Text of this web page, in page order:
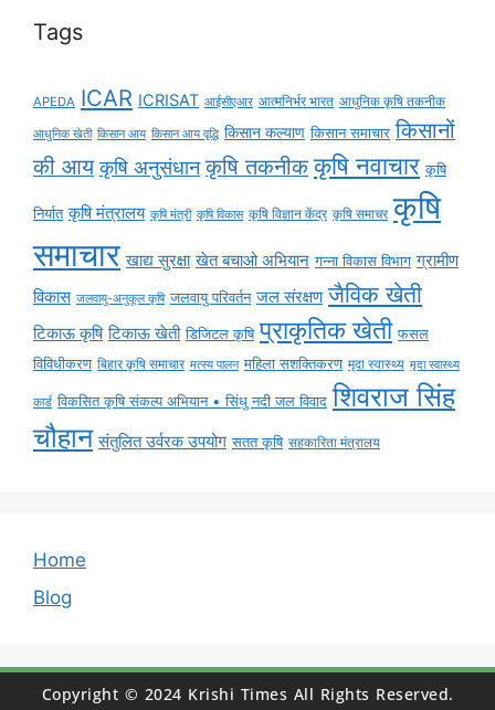
Tags
APEDA ICAR ICRISAT आईसीएआर आत्मनिर्भर भारत आधुनिक कृषि तकनीक
आधुनिक खेती किसान आय किसान आय वृद्धि किसान कल्याण किसान समाचार किसानों
की आय कृषि अनुसंधान कृषि तकनीक कृषि नवाचार कृषि
निर्यात कृषि मंत्रालय कृषि मंत्री कृषि विकास कृषि विज्ञान केंद्र कृषि समाचर कृषि
समाचार खाद्य सुरक्षा खेत बचाओ अभियान गन्ना विकास विभाग ग्रामीण
विकास जलवायु-अनुकूल कृषि जलवायु परिवर्तन जल संरक्षण जैविक खेती
टिकाऊ कृषि टिकाऊ खेती डिजिटल कृषि प्राकृतिक खेती फसल
विविधीकरण बिहार कृषि समाचार मत्स्य पालन महिला सशक्तिकरण मृदा स्वास्थ्य मृदा स्वास्थ्य
कार्ड विकसित कृषि संकल्प अभियान • सिंधु नदी जल विवाद शिवराज सिंह
चौहान संतुलित उर्वरक उपयोग सतत कृषि सहकारिता मंत्रालय
Home
Blog
Copyright © 2024 Krishi Times All Rights Reserved.